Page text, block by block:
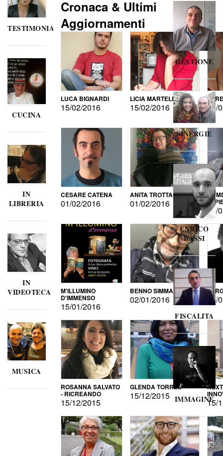
TESTIMONIANZE
CUCINA
IN
LIBRERIA
IN
VIDEOTECA
MUSICA
Cronaca & Ultimi
Aggiornamenti
LUCA BIGNARDI
15/02/2016
LICIA MARTELLI
15/02/2016 15/
CESARE CATENA
01/02/2016
ANITA TROTTA
01/02/2016 DI
15/
M'ILLUMINO
D'IMMENSO
15/01/2016
BENNO SIMMA
02/01/2016
ROSANNA SALVATO
- RICREANDO
15/12/2015
GLENDA TORRES
15/12/2015
15/
GESTIONE
SINERGIE
ENRICO
BASSI
FISCALITA
IMMAGINE